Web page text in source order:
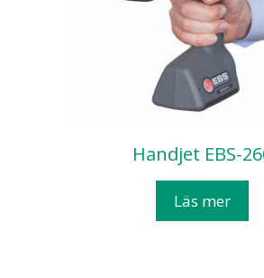
Handjet EBS-
Läs mer